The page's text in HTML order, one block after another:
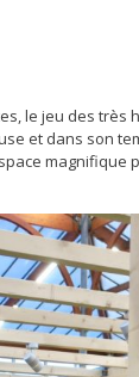
le jeu des très
et dans son
magnifique